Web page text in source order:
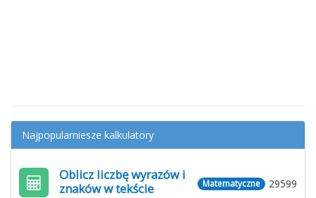
Najpopularniesze kalkulatory
29599
Matematyczne
Oblicz liczbę wyrazów i
znaków w tekście